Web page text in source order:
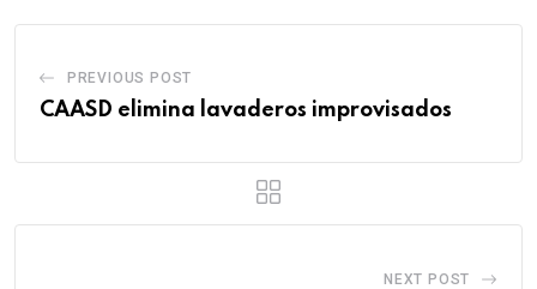
PREVIOUS POST
CAASD elimina lavaderos improvisados
NEXT POST